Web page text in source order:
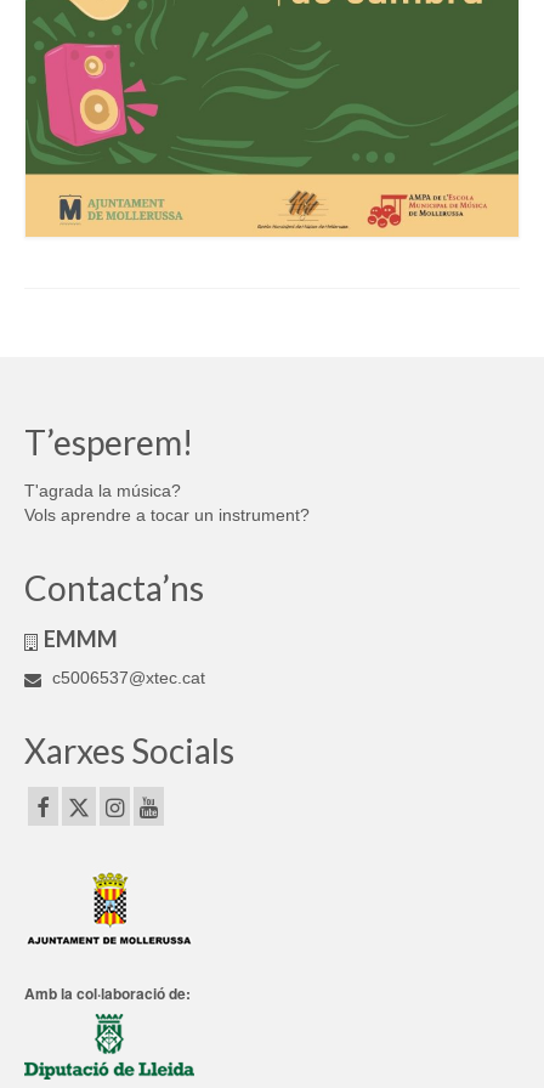
T’esperem!
T'agrada la música?
Vols aprendre a tocar un instrument?
Contacta’ns
EMMM
c5006537@xtec.cat
Xarxes Socials
Amb la col·laboració de: